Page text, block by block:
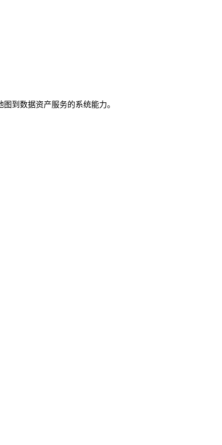
到数据资产服务的系统能力。